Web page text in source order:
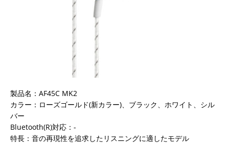
製品名：AF45C MK2
カラー：ローズゴールド(新カラー)、ブラック、ホワイト、シル
バー
Bluetooth(R)対応：-
特長：音の再現性を追求したリスニングに適したモデル